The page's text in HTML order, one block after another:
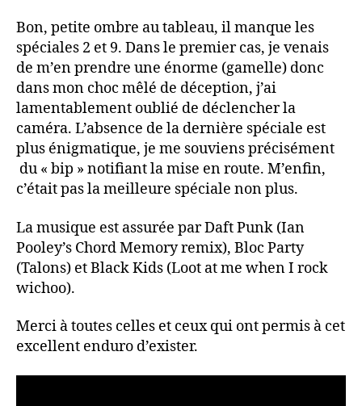
Bon, petite ombre au tableau, il manque les
spéciales 2 et 9. Dans le premier cas, je venais
de m’en prendre une énorme (gamelle) donc
dans mon choc mêlé de déception, j’ai
lamentablement oublié de déclencher la
caméra. L’absence de la dernière spéciale est
plus énigmatique, je me souviens précisément
du « bip » notifiant la mise en route. M’enfin,
c’était pas la meilleure spéciale non plus.
La musique est assurée par Daft Punk (Ian
Pooley’s Chord Memory remix), Bloc Party
(Talons) et Black Kids (Loot at me when I rock
wichoo).
Merci à toutes celles et ceux qui ont permis à cet
excellent enduro d’exister.